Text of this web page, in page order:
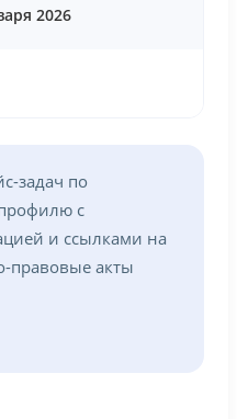
2026
задач по
с
и ссылками на
правовые акты